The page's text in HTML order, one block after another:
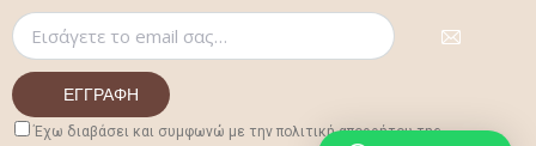
Έχω διαβάσει και συμφωνώ με την πολιτική απορρήτου της